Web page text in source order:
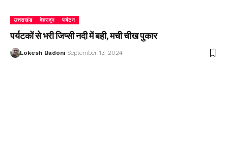
उत्तराखंड देहरादून पर्यटन
पर्यटकों से भरी जिप्सी नदी में बही, मची चीख पुकार
Lokesh Badoni September 13, 2024